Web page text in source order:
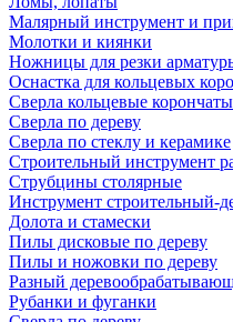
Малярный инструмент и
Молотки и киянки
Ножницы для резки
Оснастка для кольцевых
Сверла кольцевые
Сверла по дереву
Сверла по стеклу и керамике
Строительный инструмент
Струбцины столярные
Инструмент строительный-
Долота и стамески
Пилы дисковые по дереву
Пилы и ножовки по дереву
Разный
Рубанки и фуганки